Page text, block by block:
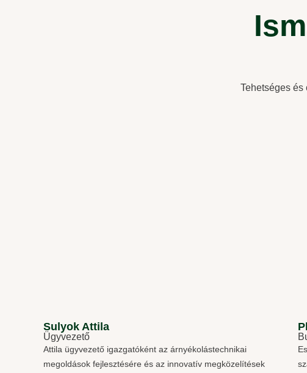
Tehetséges
Sulyok Attila
Ügyvezető
Attila ügyvezető igazgatóként az árnyékolástechnikai
megoldások fejlesztésére és az innovatív megközelítések